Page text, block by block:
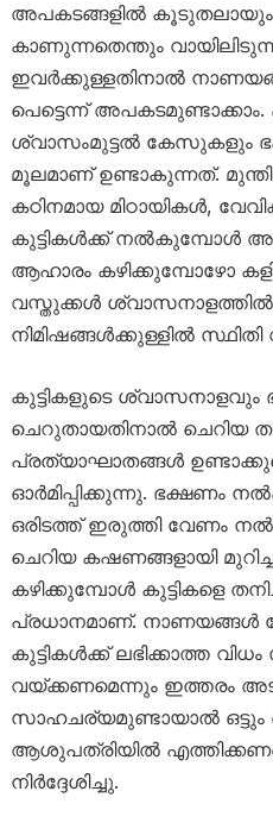
അപകടങ്ങളിൽ കൂടുതലായും
കാണുന്നതെന്തും
ഇവർക്കുള്ളതിനാൽ
പെട്ടെന്ന്
ശ്വാസംമുട്ടൽ കേസുകളും
മൂലമാണ് ഉണ്ടാകുന്നത്.
കഠിനമായ മിഠായികൾ,
കുട്ടികൾക്ക് നൽകുമ്പോൾ
ആഹാരം കഴിക്കുമ്പോഴോ
വസ്തുക്കൾ
നിമിഷങ്ങൾക്കുള്ളിൽ സ്ഥിതി
കുട്ടികളുടെ ശ്വാസനാളവും
ചെറുതായതിനാൽ ചെറിയ
പ്രത്യാഘാതങ്ങൾ
ഓർമിപ്പിക്കുന്നു. ഭക്ഷണം
ഒരിടത്ത് ഇരുത്തി വേണം
ചെറിയ കഷണങ്ങളായി
കഴിക്കുമ്പോൾ കുട്ടികളെ
പ്രധാനമാണ്. നാണയങ്ങൾ
കുട്ടികൾക്ക് ലഭിക്കാത്ത
വയ്ക്കണമെന്നും ഇത്തരം
സാഹചര്യമുണ്ടായാൽ
ആശുപത്രിയിൽ
നിർദ്ദേശിച്ചു.